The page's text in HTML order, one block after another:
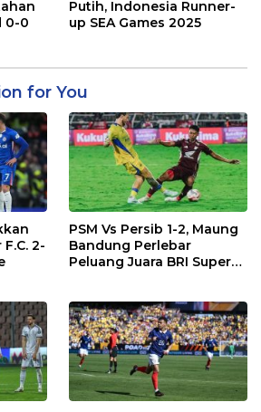
0-0
Putih, Indonesia Runner-
up SEA Games 2025
for You
2-
PSM Vs Persib 1-2, Maung
Bandung Perlebar
Peluang Juara BRI Super